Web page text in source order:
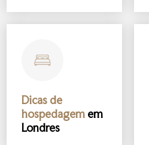
Dicas de
hospedagem em
Londres